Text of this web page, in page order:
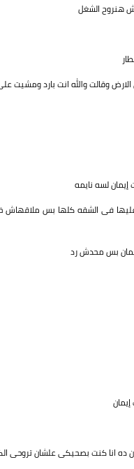
هنروح الشغل
وقالت والله انت بارد ومشيت
لسه نايمه
عليها فى الشقه كلها بس
بس محدش رد
ده انا كنت بصحيكى علشان تروحى